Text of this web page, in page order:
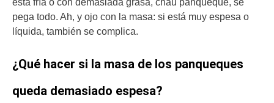
pega todo. Ah, y ojo con la masa: si está muy espesa o
líquida, también se complica.
¿Qué hacer si la masa de los panqueques
queda demasiado espesa?